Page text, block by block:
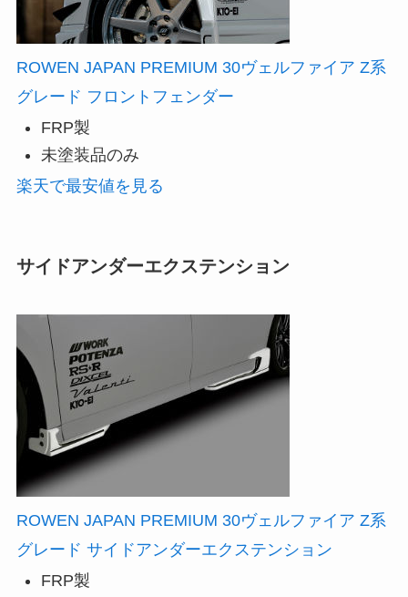
ROWEN JAPAN PREMIUM 30ヴェルファイア Z系
グレード フロントフェンダー
FRP製
未塗装品のみ
楽天で最安値を見る
サイドアンダーエクステンション
ROWEN JAPAN PREMIUM 30ヴェルファイア Z系
グレード サイドアンダーエクステンション
FRP製